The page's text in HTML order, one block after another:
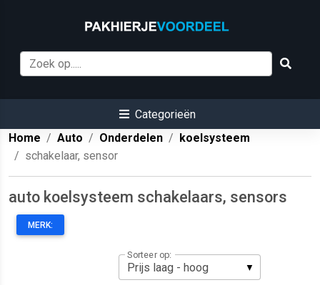
Categorieën
Home
Auto Onderdelen
koelsysteem
schakelaar, sensor
auto koelsysteem schakelaars, sensors
MERK:
Sorteer op: